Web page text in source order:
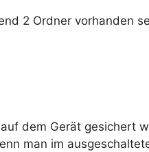
2 Ordner vorhanden
dem Gerät gesichert
man im